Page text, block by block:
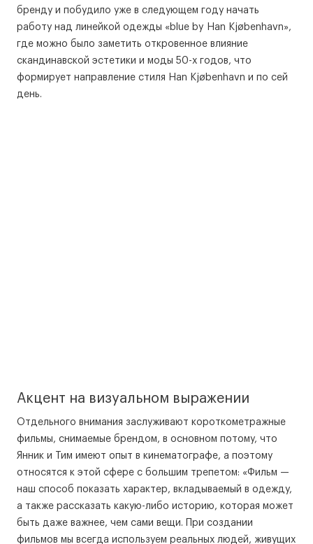
бренду и побудило уже в следующем году начать
работу над линейкой одежды «blue by Han Kjøbenhavn»,
где можно было заметить откровенное влияние
скандинавской эстетики и моды 50-х годов, что
формирует направление стиля Han Kjøbenhavn и по сей
день.
Акцент на визуальном выражении
Отдельного внимания заслуживают короткометражные
фильмы, снимаемые брендом, в основном потому, что
Янник и Тим имеют опыт в кинематографе, а поэтому
относятся к этой сфере с большим трепетом: «Фильм —
наш способ показать характер, вкладываемый в одежду,
а также рассказать какую-либо историю, которая может
быть даже важнее, чем сами вещи. При создании
фильмов мы всегда используем реальных людей, живущих